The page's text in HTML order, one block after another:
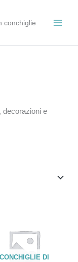
conchiglie
decorazioni e
CONCHIGLIE DI